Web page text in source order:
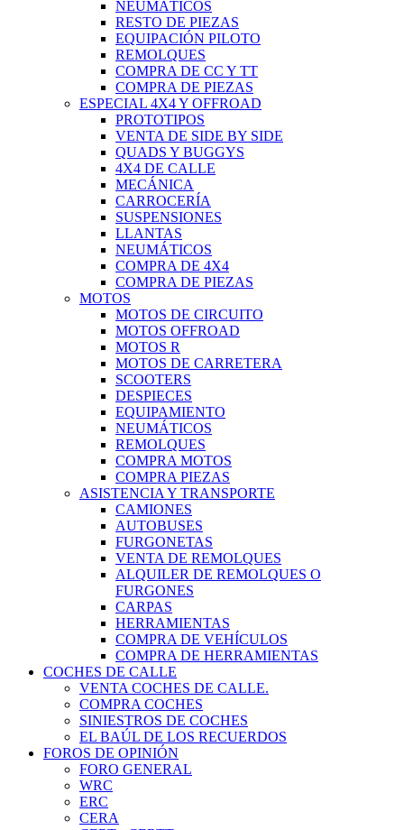
NEUMÁTICOS
RESTO DE PIEZAS
EQUIPACIÓN PILOTO
REMOLQUES
COMPRA DE CC Y TT
COMPRA DE PIEZAS
ESPECIAL 4X4 Y OFFROAD
PROTOTIPOS
VENTA DE SIDE BY SIDE
QUADS Y BUGGYS
4X4 DE CALLE
MECÁNICA
CARROCERÍA
SUSPENSIONES
LLANTAS
NEUMÁTICOS
COMPRA DE 4X4
COMPRA DE PIEZAS
MOTOS
MOTOS DE CIRCUITO
MOTOS OFFROAD
MOTOS R
MOTOS DE CARRETERA
SCOOTERS
DESPIECES
EQUIPAMIENTO
NEUMÁTICOS
REMOLQUES
COMPRA MOTOS
COMPRA PIEZAS
ASISTENCIA Y TRANSPORTE
CAMIONES
AUTOBUSES
FURGONETAS
VENTA DE REMOLQUES
ALQUILER DE REMOLQUES O
FURGONES
CARPAS
HERRAMIENTAS
COMPRA DE VEHÍCULOS
COMPRA DE HERRAMIENTAS
COCHES DE CALLE
VENTA COCHES DE CALLE.
COMPRA COCHES
SINIESTROS DE COCHES
EL BAÚL DE LOS RECUERDOS
FOROS DE OPINIÓN
FORO GENERAL
WRC
ERC
CERA